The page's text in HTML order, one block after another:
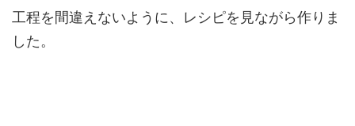
工程を間違えないように、レシピを見ながら作りま
した。